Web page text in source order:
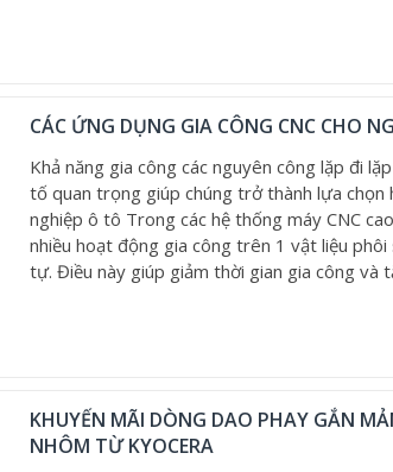
CÁC ỨNG DỤNG GIA CÔNG CNC CHO
Khả năng gia công các nguyên công lặp đi
tố quan trọng giúp chúng trở thành lựa chọn
nghiệp ô tô Trong các hệ thống máy CNC
nhiều hoạt động gia công trên 1 vật liệu
tự. Điều này giúp giảm thời gian gia công và
KHUYẾN MÃI DÒNG DAO PHAY GẮN
NHÔM TỪ KYOCERA